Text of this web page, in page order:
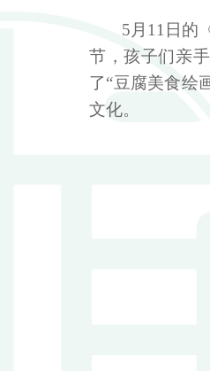
5 月 11 日的
节，孩子们亲
了“豆腐美食绘
文化。